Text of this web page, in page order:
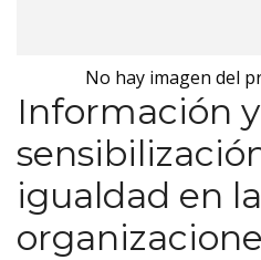
No hay imagen del
Información y
igualdad en